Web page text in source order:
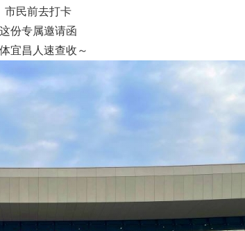
市民前去打卡
这份专属邀请函
宜昌人速查收～